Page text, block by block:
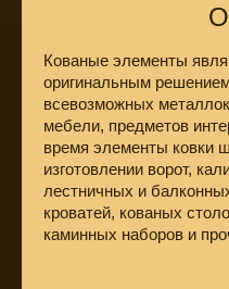
Кованые элементы
оригинальным
всевозможных
мебели, предметов
время элементы ковки
изготовлении ворот,
лестничных и
кроватей, кованых
каминных наборов и